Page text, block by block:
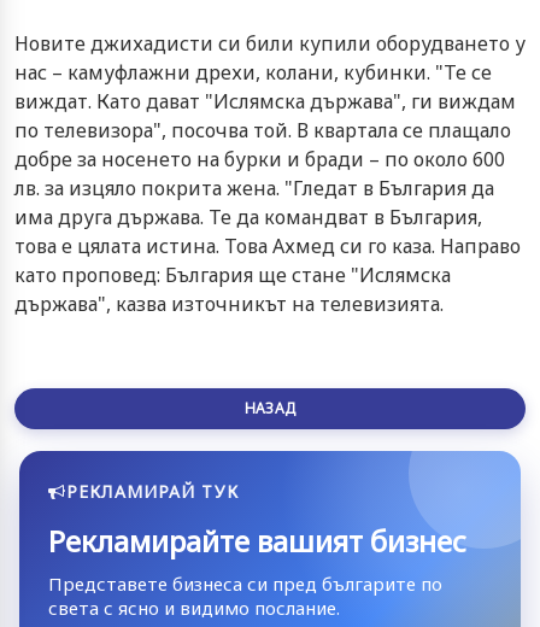
Новите джихадисти си били купили оборудването у
нас – камуфлажни дрехи, колани, кубинки. "Те се
виждат. Като дават "Ислямска държава", ги виждам
по телевизора", посочва той. В квартала се плащало
добре за носенето на бурки и бради – по около 600
лв. за изцяло покрита жена. "Гледат в България да
има друга държава. Те да командват в България,
това е цялата истина. Това Ахмед си го каза. Направо
като проповед: България ще стане "Ислямска
държава", казва източникът на телевизията.
НАЗАД
РЕКЛАМИРАЙ ТУК
Рекламирайте вашият бизнес
Представете бизнеса си пред българите по
света с ясно и видимо послание.